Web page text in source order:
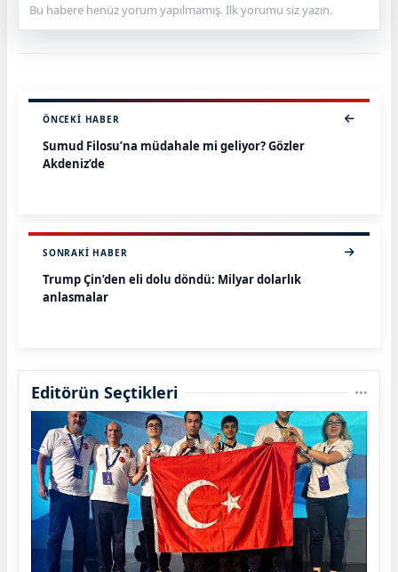
Bu habere henüz yorum yapılmamış. İlk yorumu siz yazın.
ÖNCEKI HABER
Sumud Filosu’na müdahale mi geliyor? Gözler
Akdeniz’de
SONRAKI HABER
Trump Çin’den eli dolu döndü: Milyar dolarlık
anlaşmalar
Editörün Seçtikleri